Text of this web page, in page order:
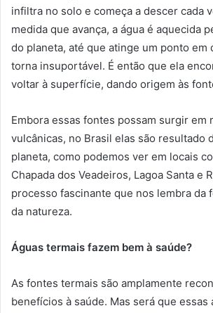
infiltra no solo e começa a descer cada
medida que avança, a água é aquecida
do planeta, até que atinge um ponto em
torna insuportável. É então que ela
voltar à superfície, dando origem às
Embora essas fontes possam surgir em
vulcânicas, no Brasil elas são resultado
planeta, como podemos ver em locais
Chapada dos Veadeiros, Lagoa Santa e
processo fascinante que nos lembra da
da natureza.
Águas termais fazem bem à saúde?
As fontes termais são amplamente
benefícios à saúde. Mas será que essas